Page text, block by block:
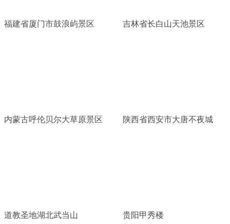
福建省厦门市鼓浪屿景区 吉林省长白山天池景区
内蒙古呼伦贝尔大草原景区 陕西省西安市大唐不夜城
道教圣地湖北武当山 贵阳甲秀楼